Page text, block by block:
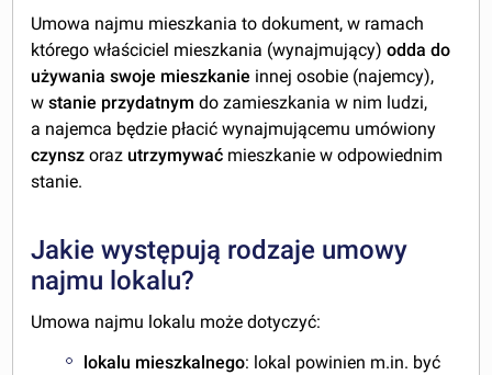
Umowa najmu mieszkania to dokument, w ramach
którego właściciel mieszkania (wynajmujący)odda do
używania swoje mieszkanie innej osobie (najemcy),
wstanie przydatnym do zamieszkania w nim ludzi,
a najemca będzie płacić wynajmującemu umówiony
czynszoraz utrzymywać mieszkanie w odpowiednim
stanie.
Jakie występują rodzaje umowy
najmu lokalu?
Umowa najmu lokalu może dotyczyć:
lokalu mieszkalnego: lokal powinien m.in. być